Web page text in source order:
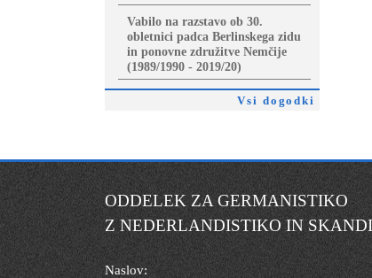
Vabilo na razstavo ob 30.
obletnici padca Berlinskega zidu
in ponovne združitve Nemčije
(1989/1990 - 2019/20)
Vsi dogodki
ODDELEK ZA GERMANISTIKO
Z NEDERLANDISTIKO IN
Naslov: